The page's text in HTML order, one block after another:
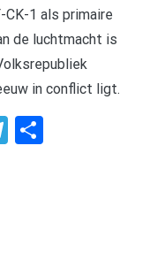
1 als primaire
de luchtmacht is
in conflict ligt.
Telegram